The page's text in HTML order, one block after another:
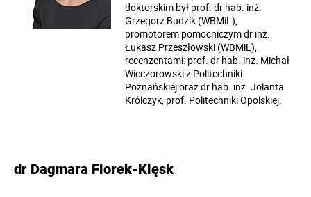
doktorskim był prof. dr hab. inż.
Grzegorz Budzik (WBMiL),
promotorem pomocniczym dr inż.
Łukasz Przeszłowski (WBMiL),
recenzentami: prof. dr hab. inż. Michał
Wieczorowski z Politechniki
Poznańskiej oraz dr hab. inż. Jolanta
Królczyk, prof. Politechniki Opolskiej.
dr Dagmara Florek-Klęsk